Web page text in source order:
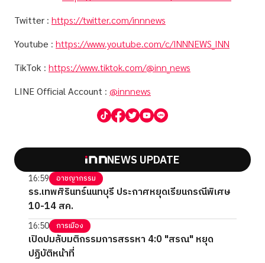
Twitter : https://twitter.com/innnews
Youtube : https://www.youtube.com/c/INNNEWS_INN
TikTok : https://www.tiktok.com/@inn_news
LINE Official Account : @innnews
NEWS UPDATE
16:59 อาชญากรรม
รร.เทพศิรินทร์นนทบุรี ประกาศหยุดเรียนกรณีพิเศษ
10-14 สค.
16:50 การเมือง
เปิดปมลับมติกรรมการสรรหา 4:0 "สรณ" หยุด
ปฏิบัติหน้าที่